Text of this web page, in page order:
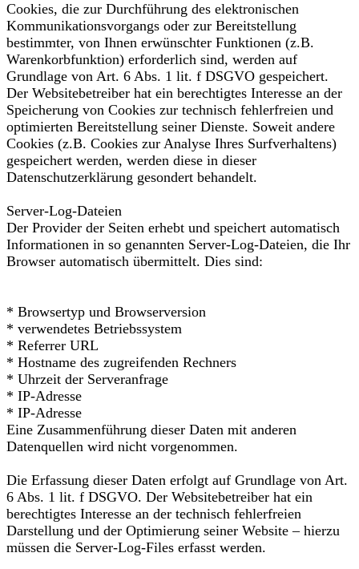
Cookies, die zur Durchführung des elektronischen
Kommunikationsvorgangs oder zur Bereitstellung
bestimmter, von Ihnen erwünschter Funktionen (z.B.
Warenkorbfunktion) erforderlich sind, werden auf
Grundlage von Art. 6 Abs. 1 lit. f DSGVO gespeichert.
Der Websitebetreiber hat ein berechtigtes Interesse an der
Speicherung von Cookies zur technisch fehlerfreien und
optimierten Bereitstellung seiner Dienste. Soweit andere
Cookies (z.B. Cookies zur Analyse Ihres Surfverhaltens)
gespeichert werden, werden diese in dieser
Datenschutzerklärung gesondert behandelt.
Server-Log-Dateien
Der Provider der Seiten erhebt und speichert automatisch
Informationen in so genannten Server-Log-Dateien, die Ihr
Browser automatisch übermittelt. Dies sind:
* Browsertyp und Browserversion
* verwendetes Betriebssystem
* Referrer URL
* Hostname des zugreifenden Rechners
* Uhrzeit der Serveranfrage
* IP-Adresse
* IP-Adresse
Eine Zusammenführung dieser Daten mit anderen
Datenquellen wird nicht vorgenommen.
Die Erfassung dieser Daten erfolgt auf Grundlage von Art.
6 Abs. 1 lit. f DSGVO. Der Websitebetreiber hat ein
berechtigtes Interesse an der technisch fehlerfreien
Darstellung und der Optimierung seiner Website – hierzu
müssen die Server-Log-Files erfasst werden.